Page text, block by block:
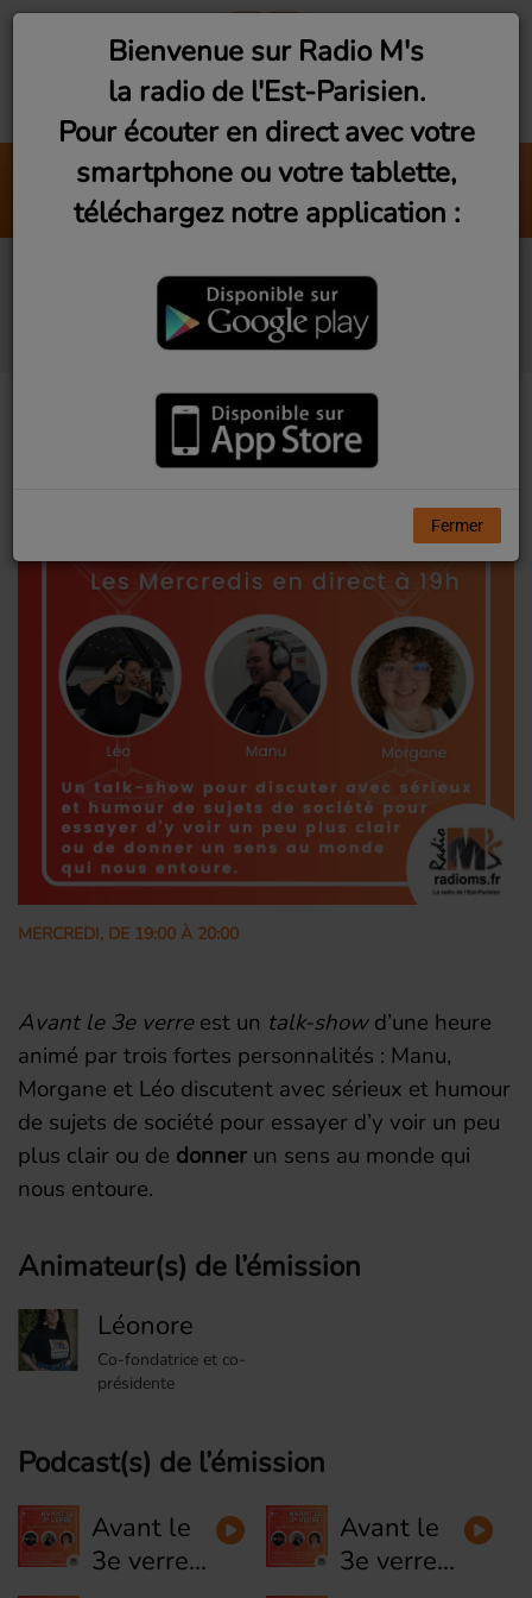
Live Vibes (Vendredi 19h)
Radio M's
Avant le 3e verre
(Mercredi 19h)
MERCREDI, DE 19:00 À 20:00
Avant le 3e verreest un talk-showd’une heure
animé par trois fortes personnalités : Manu,
Morgane et Léo discutent avec sérieux et humour
de sujets de société pour essayer d’y voir un peu
plus clair ou de donner un sens au monde qui
nous entoure.
Animateur(s) de l’émission
Léonore
Co-fondatrice et co-
présidente
Podcast(s) de l’émission
Avant le
3e verre
Avant le
3e verre
Bienvenue sur Radio M's
la radio de l'Est-Parisien.
Pour écouter en direct avec votre
smartphone ou votre tablette,
téléchargez notre application :
Fermer